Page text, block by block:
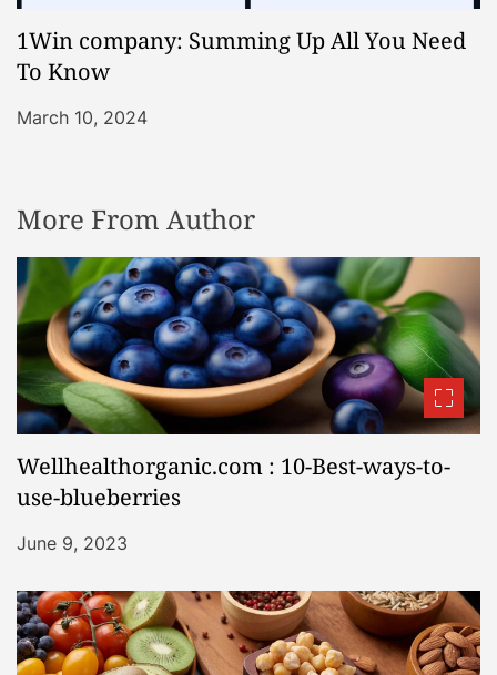
1Win company: Summing Up All You Need
To Know
March 10, 2024
More From Author
Wellhealthorganic.com : 10-Best-ways-to-
use-blueberries
June 9, 2023